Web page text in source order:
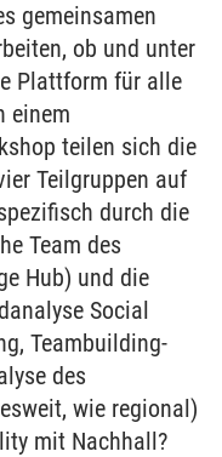
gemeinsamen
ob und unter
Plattform für alle
einem
teilen sich die
Teilgruppen auf
durch die
Team des
Hub) und die
Social
Teambuilding-
des
wie regional)
mit Nachhall?